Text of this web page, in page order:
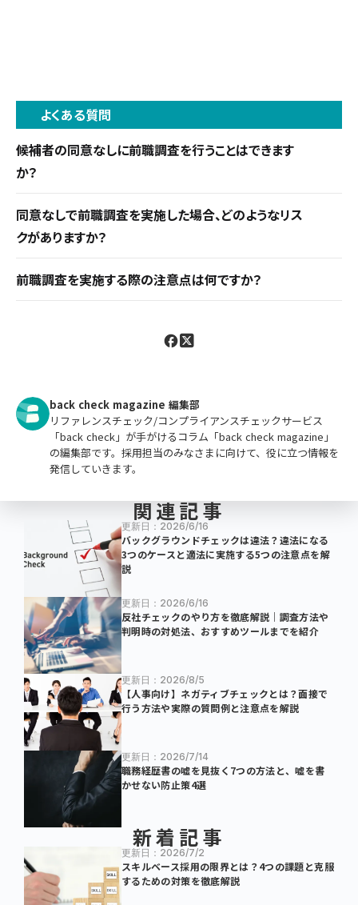
よくある質問
候補者の同意なしに前職調査を行うことはできます
か？
できません。同意なしの実施は個人情報保護法違反
となる可能性があります。
同意なしで前職調査を実施した場合、どのようなリス
クがありますか？
個人情報保護法に該当し訴訟リスクが生じます。ま
た企業イメージの低下や候補者との信頼関係の損
しい手順の実施が重要です。
前職調査を実施する際の注意点は何ですか？
し、採用判断に必要な最小限の情報のみを収集しま
back check magazine 編集部
リファレンスチェック/コンプライアンスチェックサービス
「back check」が手がけるコラム「back check magazine」
の編集部です。採用担当のみなさまに向けて、役に立つ情報を
発信していきます。
関連記事
更新日：2026/6/16
バックグラウンドチェックは違法？違法になる
3つのケースと適法に実施する5つの注意点を解
説
更新日：2026/6/16
反社チェックのやり方を徹底解説｜調査方法や
判明時の対処法、おすすめツールまでを紹介
更新日：2026/8/5
【人事向け】ネガティブチェックとは？面接で
行う方法や実際の質問例と注意点を解説
更新日：2026/7/14
職務経歴書の嘘を見抜く7つの方法と、嘘を書
かせない防止策4選
新着記事
更新日：2026/7/2
スキルベース採用の限界とは？4つの課題と克服
するための対策を徹底解説